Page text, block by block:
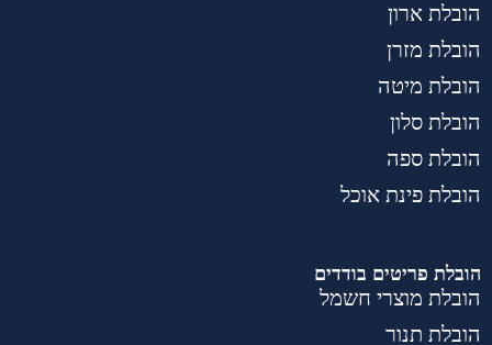
הובלת ארון
הובלת מזרן
הובלת מיטה
הובלת סלון
הובלת ספה
הובלת פינת אוכל
הובלת פריטים בודדים
הובלת מוצרי חשמל
הובלת תנור